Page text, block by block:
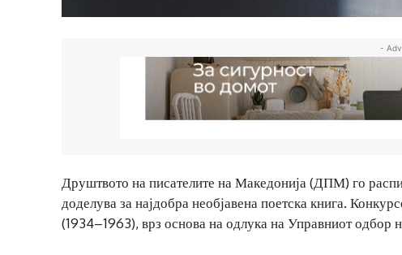
-
Друштвото на писателите на Македонија (ДПМ) го
доделува за најдобра необјавена поетска книга.
(1934–1963), врз основа на одлука на Управниот